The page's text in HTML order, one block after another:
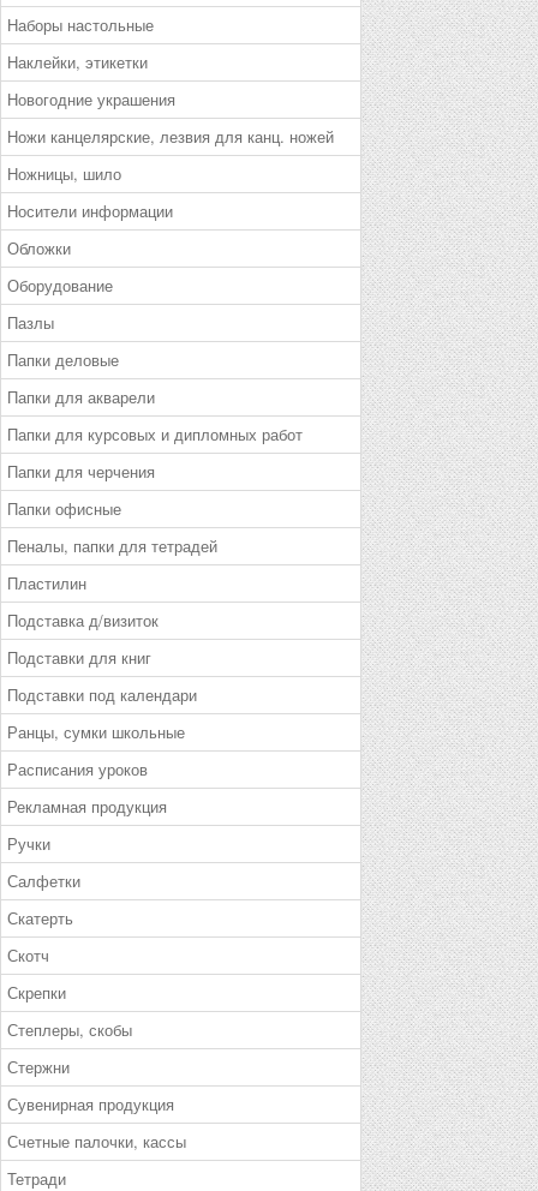
Наборы настольные
Наклейки, этикетки
Новогодние украшения
Ножи канцелярские, лезвия для канц. ножей
Ножницы, шило
Носители информации
Обложки
Оборудование
Пазлы
Папки деловые
Папки для акварели
Папки для курсовых и дипломных работ
Папки для черчения
Папки офисные
Пеналы, папки для тетрадей
Пластилин
Подставка д/визиток
Подставки для книг
Подставки под календари
Ранцы, сумки школьные
Расписания уроков
Рекламная продукция
Ручки
Салфетки
Скатерть
Скотч
Скрепки
Степлеры, скобы
Стержни
Сувенирная продукция
Счетные палочки, кассы
Тетради